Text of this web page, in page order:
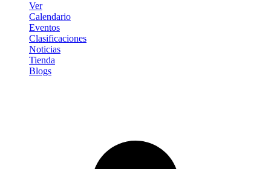
Ver
Calendario
Eventos
Clasificaciones
Noticias
Tienda
Blogs